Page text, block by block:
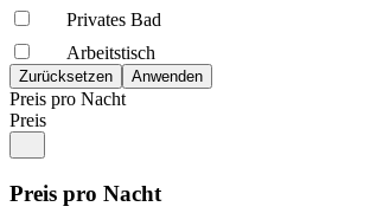
Privates Bad
Arbeitstisch
Preis pro Nacht
Preis
Preis pro Nacht